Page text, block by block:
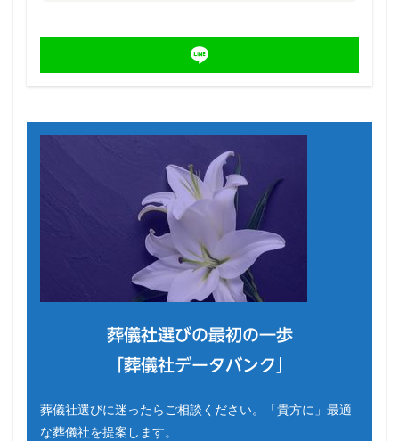
葬儀社選びの最初の一歩
「葬儀社データバンク」
葬儀社選びに迷ったらご相談ください。「貴方に」最適
な葬儀社を提案します。